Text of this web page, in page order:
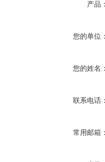
产品
您的单位
您的姓名
联系电话
常用邮箱